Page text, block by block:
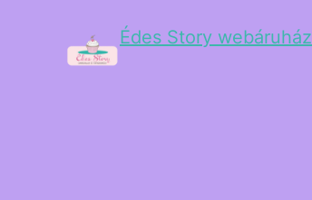
Édes Story webáruház